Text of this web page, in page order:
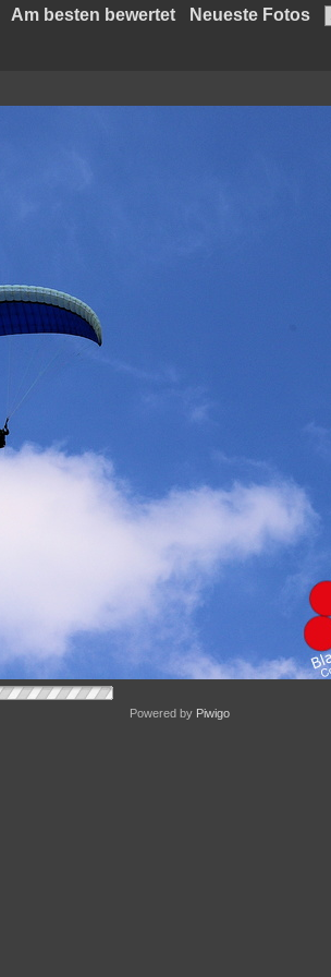
Am besten bewertet Neueste Fotos
Powered by Piwigo